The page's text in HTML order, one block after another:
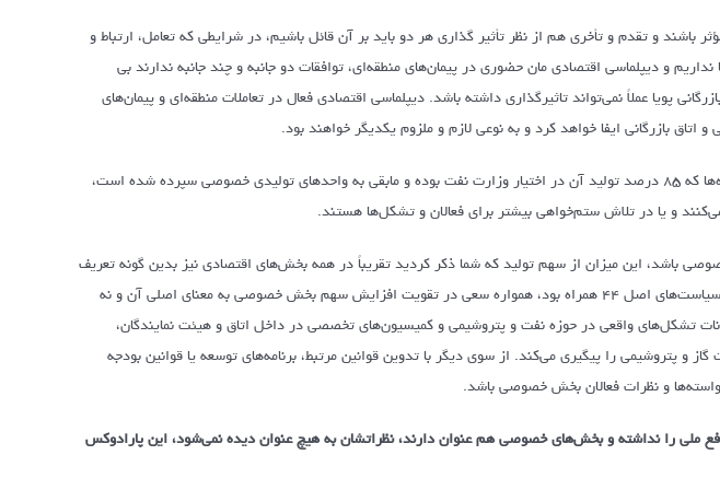
باشند و تقدم و تأخری هم از نظر تأثیر گذاری هر دو باید بر آن قائل باشیم، در شرایطی که تعامل، ارتباط و
و دیپلماسی اقتصادی مان حضوری در پیمان‌های منطقه‌ای، توافقات دو جانبه و چند جانبه ندارند بی
پویا عملاً نمی‌تواند تاثیرگذاری داشته باشد. دیپلماسی اقتصادی فعال در تعاملات منطقه‌ای و پیمان‌های
بازرگانی ایفا خواهد کرد و به نوعی لازم و ملزوم یکدیگر خواهند بود.
توسعه بخش خصوصی و منحصراً در حوزه فرآورده‌ها که ۸۵ درصد تولید آن در اختیار وزارت نفت بوده و مابقی به واحدهای تولیدی خصوصی سپرده شده است،
و یا در تلاش ستم‌خواهی بیشتر برای فعالان و تشکل‌ها هستند.
باشد، این میزان از سهم تولید که شما ذکر کردید تقریباً در همه بخش‌های اقتصادی نیز بدین گونه تعریف
شده است و اتاق بازرگانی از سال ۸۴ که با ابلاغ سیاست‌های اصل ۴۴ همراه بود، همواره سعی در تقویت افزایش سهم بخش خصوصی به معنای اصلی آن و نه
تشکل‌های واقعی در حوزه نفت و پتروشیمی و کمیسیون‌های تخصصی در داخل اتاق و هیئت نمایندگان،
پتروشیمی را پیگیری می‌کند. از سوی دیگر با تدوین قوانین مرتبط، برنامه‌های توسعه یا قوانین بودجه
و نظرات فعالان بخش خصوصی باشد.
ملی را نداشته و بخش‌های خصوصی هم عنوان دارند، نظراتشان به هیچ عنوان دیده نمی‌شود، این پارادوکس